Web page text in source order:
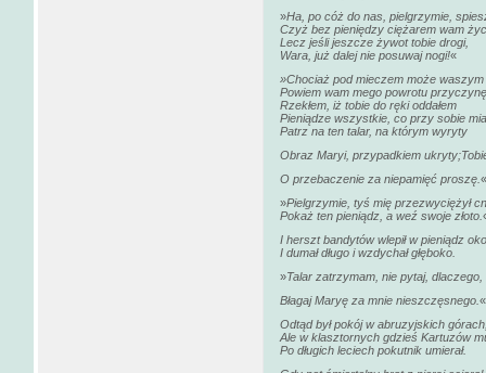
»Ha, po cóż do nas, pielgrzymie,
Czyż bez pieniędzy ciężarem wam
Lecz jeśli jeszcze żywot tobie drogi,
Wara, już dalej nie posuwaj nogi!«
»Chociaż pod mieczem może waszym
Powiem wam mego powrotu
Rzekłem, iż tobie do ręki oddałem
Pieniądze wszystkie, co przy sobie
Patrz na ten talar, na którym wyryty
Obraz Maryi, przypadkiem
O przebaczenie za niepamięć proszę. «
»Pielgrzymie, tyś mię przezwyciężył
Pokaż ten pieniądz, a weź swoje złoto.
I herszt bandytów wlepił w pieniądz oko
I dumał długo i wzdychał głęboko.
»Talar zatrzymam, nie pytaj, dlaczego,
Błagaj Maryę za mnie nieszczęsnego. «
Odtąd był pokój w abruzyjskich
Ale w klasztornych gdzieś Kartuzów
Po długich leciech pokutnik umierał.